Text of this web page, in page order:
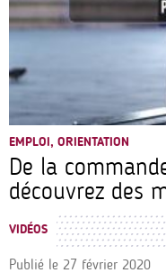
EMPLOI, ORIENTATION
De la
découvrez des
VIDÉOS
Publié le 27 février 2020